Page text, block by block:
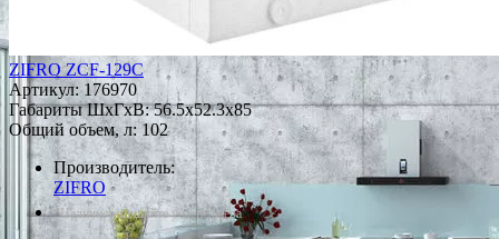
ZIFRO ZCF-129C
Артикул:176970
Габариты ШxГxВ: 56.5x52.3x85
Общий объем, л: 102
Производитель:
ZIFRO
*Наличие уточняйте у менеджера